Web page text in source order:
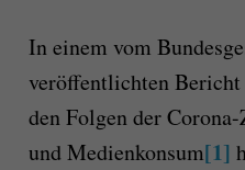
In einem vom
veröffentlichten
den Folgen der
und Medienkonsum[1]